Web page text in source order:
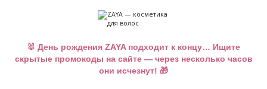
🐰 День рождения ZAYA подходит к концу… Ищите
скрытые промокоды на сайте — через несколько часов
они исчезнут! 🎁